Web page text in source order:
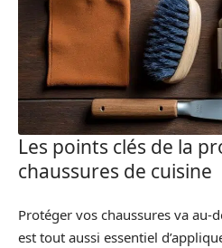
Les points clés de la
chaussures de cuisine
Protéger vos chaussures va au-
est tout aussi essentiel